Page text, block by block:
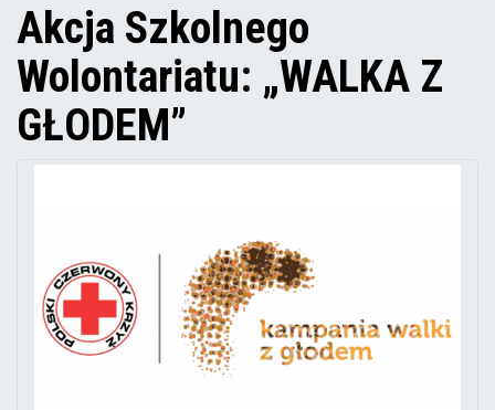
Akcja Szkolnego
Wolontariatu: „WALKA Z
GŁODEM”